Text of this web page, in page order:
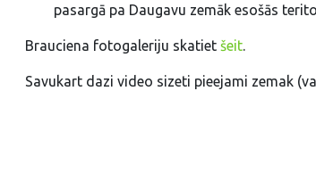
pasargā pa Daugavu zemāk esošās
Brauciena fotogaleriju skatiet šeit.
Savukart dazi video sizeti pieejami zemak